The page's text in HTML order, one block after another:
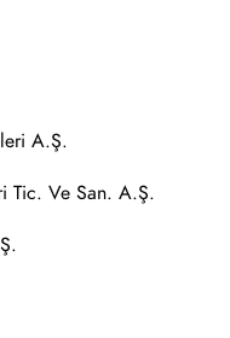
A.Ş.
Tic. Ve San. A.Ş.